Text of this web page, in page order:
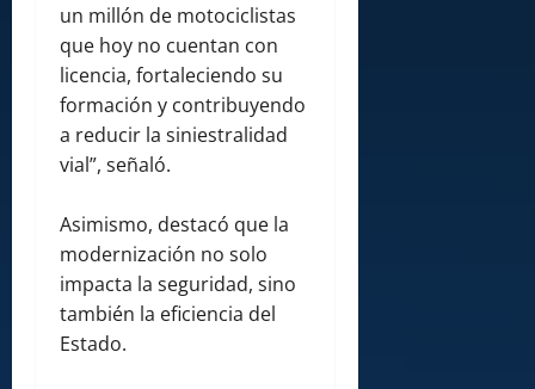
un millón de motociclistas
que hoy no cuentan con
licencia, fortaleciendo su
formación y contribuyendo
a reducir la siniestralidad
vial”, señaló.
Asimismo, destacó que la
modernización no solo
impacta la seguridad, sino
también la eficiencia del
Estado.